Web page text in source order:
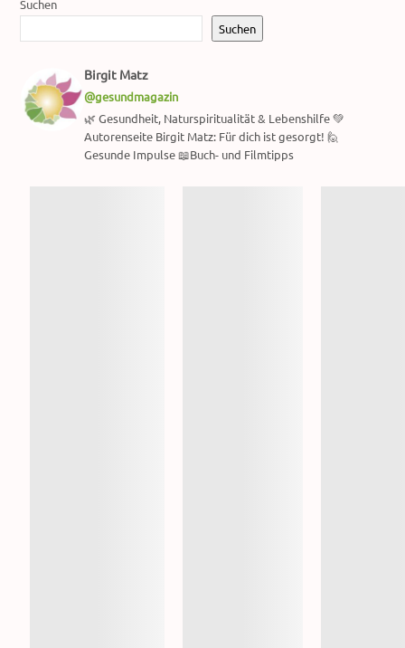
Suchen
Suchen
Birgit Matz
@gesundmagazin
🌿 Gesundheit, Naturspiritualität & Lebenshilfe 💚
Autorenseite Birgit Matz: Für dich ist gesorgt! 🙋
Gesunde Impulse 📖Buch- und Filmtipps